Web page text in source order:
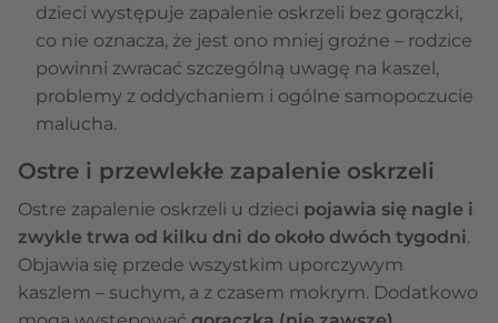
dzieci występuje zapalenie oskrzeli bez gorączki,
co nie oznacza, że jest ono mniej groźne – rodzice
powinni zwracać szczególną uwagę na kaszel,
problemy z oddychaniem i ogólne samopoczucie
malucha.
Ostre i przewlekłe zapalenie oskrzeli
Ostre zapalenie oskrzeli u dzieci pojawia się nagle i
zwykle trwa od kilku dni do około dwóch tygodni.
Objawia się przede wszystkim uporczywym
kaszlem – suchym, a z czasem mokrym. Dodatkowo